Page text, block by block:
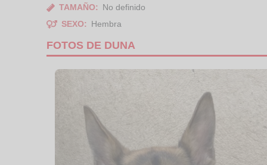
TAMAÑO:
No definido
SEXO:
Hembra
FOTOS DE DUNA